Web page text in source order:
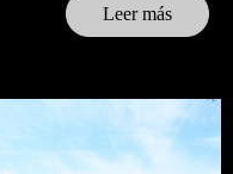
Leer más